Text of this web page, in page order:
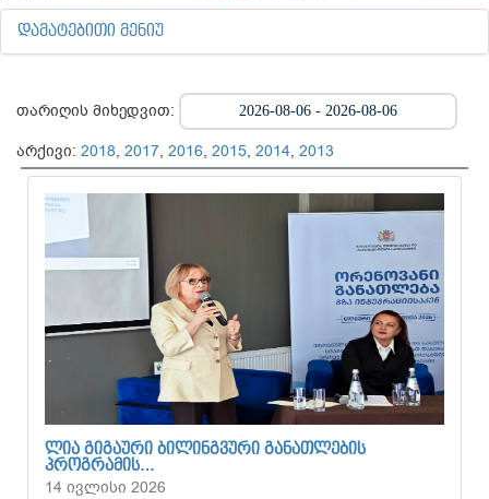
ᲓᲐᲛᲐᲢᲔᲑᲘᲗᲘ ᲛᲔᲜᲘᲣ
თარიღის მიხედვით:
არქივი: 2018, 2017, 2016, 2015, 2014, 2013
ᲚᲘᲐ ᲒᲘᲒᲐᲣᲠᲘ ᲑᲘᲚᲘᲜᲒᲕᲣᲠᲘ ᲒᲐᲜᲐᲗᲚᲔᲑᲘᲡ
ᲞᲠᲝᲒᲠᲐᲛᲘᲡ…
14 ივლისი 2026